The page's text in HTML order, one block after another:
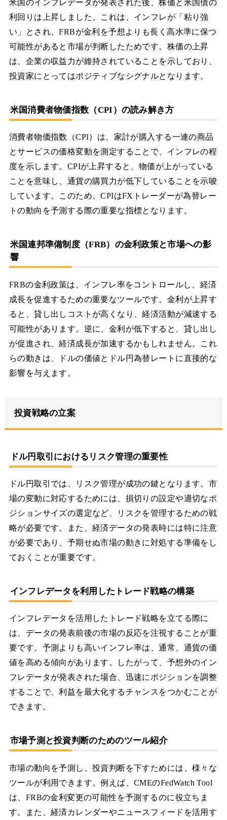
米国のインフレデータが発表された後、株価と米国債の
利回りは上昇しました。これは、インフレが「粘り強
い」とされ、FRBが金利を予想よりも長く高水準に保つ
可能性があると市場が判断したためです。株価の上昇
は、企業の収益力が維持されていることを示しており、
投資家にとってはポジティブなシグナルとなります。
米国消費者物価指数（CPI）の読み解き方
消費者物価指数（CPI）は、家計が購入する一連の商品
とサービスの価格変動を測定することで、インフレの程
度を示します。CPIが上昇すると、物価が上がっている
ことを意味し、通貨の購買力が低下していることを示唆
しています。このため、CPIはFXトレーダーが為替レー
トの動向を予測する際の重要な指標となります。
米国連邦準備制度（FRB）の金利政策と市場への影
響
FRBの金利政策は、インフレ率をコントロールし、経済
成長を促進するための重要なツールです。金利が上昇す
ると、貸し出しコストが高くなり、経済活動が減速する
可能性があります。逆に、金利が低下すると、貸し出し
が促進され、経済成長が加速するかもしれません。これ
らの動きは、ドルの価値とドル円為替レートに直接的な
影響を与えます。
投資戦略の立案
ドル円取引におけるリスク管理の重要性
ドル円取引では、リスク管理が成功の鍵となります。市
場の変動に対応するためには、損切りの設定や適切なポ
ジションサイズの選定など、リスクを管理するための戦
略が必要です。また、経済データの発表時には特に注意
が必要であり、予期せぬ市場の動きに対処する準備をし
ておくことが重要です。
インフレデータを利用したトレード戦略の構築
インフレデータを活用したトレード戦略を立てる際に
は、データの発表前後の市場の反応を注視することが重
要です。予測よりも高いインフレ率は、通常、通貨の価
値を高める傾向があります。したがって、予想外のイン
フレデータが発表された場合、迅速にポジションを調整
することで、利益を最大化するチャンスをつかむことが
できます。
市場予測と投資判断のためのツール紹介
市場の動向を予測し、投資判断を下すためには、様々な
ツールが利用できます。例えば、CMEのFedWatch Tool
は、FRBの金利変更の可能性を予測するのに役立ちま
す。また、経済カレンダーやニュースフィードを活用す